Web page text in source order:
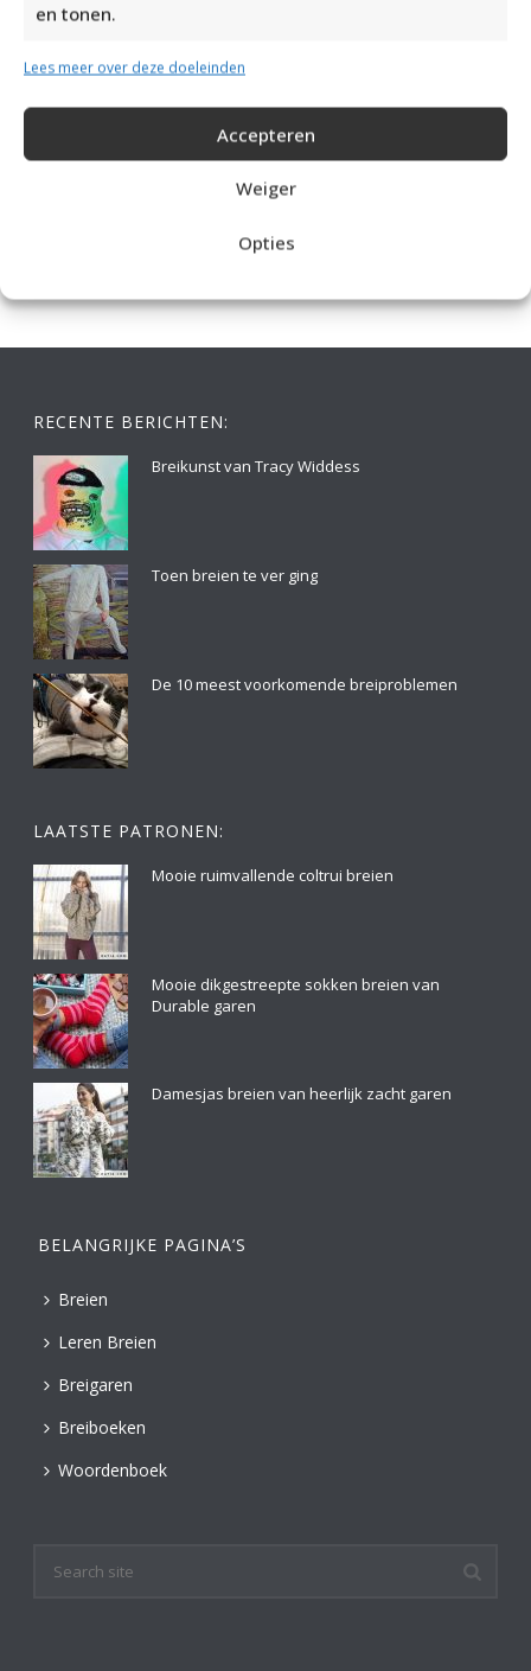
en tonen.
Lees meer over deze doeleinden
Accepteren
Weiger
Opties
RECENTE BERICHTEN:
Breikunst van Tracy Widdess
Toen breien te ver ging
De 10 meest voorkomende breiproblemen
LAATSTE PATRONEN:
Mooie ruimvallende coltrui breien
Mooie dikgestreepte sokken breien van
Durable garen
Damesjas breien van heerlijk zacht garen
BELANGRIJKE PAGINA’S
Breien
Leren Breien
Breigaren
Breiboeken
Woordenboek